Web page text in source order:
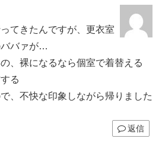
てきたんですが、更衣室
ババァが…
、裸になるなら個室で着替える
る
、不快な印象しながら帰りました
返信